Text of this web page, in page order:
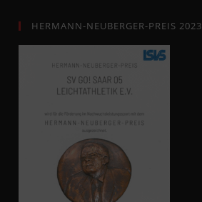
HERMANN-NEUBERGER-PREIS 2023